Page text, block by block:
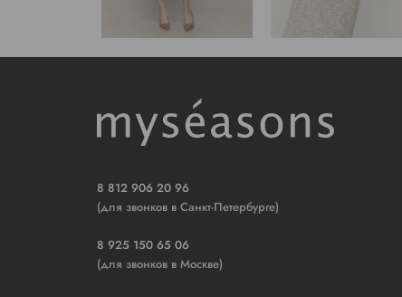
8 812 906 20 96
(для звонков в Санкт-Петербурге)
8 925 150 65 06
(для звонков в Москве)